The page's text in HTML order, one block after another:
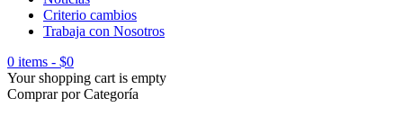
Criterio cambios
Trabaja con Nosotros
0 items - $0
Your shopping cart is empty
Comprar por Categoría